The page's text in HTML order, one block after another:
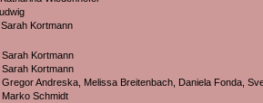
Kortmann
Sarah Kortmann
Sarah Kortmann
Gregor Andreska, Melissa Breitenbach, Daniela Fonda,
Marko Schmidt